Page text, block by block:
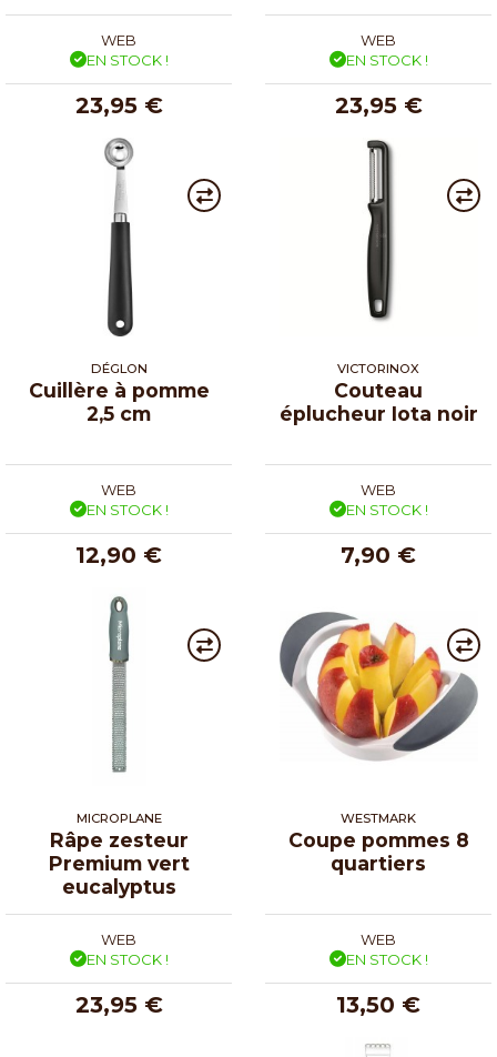
WEB
EN STOCK !
23,95 €
WEB
EN STOCK !
23,95 €
DÉGLON
Cuillère à pomme
2,5 cm
WEB
EN STOCK !
12,90 €
VICTORINOX
Couteau
éplucheur Iota noir
WEB
EN STOCK !
7,90 €
MICROPLANE
Râpe zesteur
Premium vert
eucalyptus
WEB
EN STOCK !
23,95 €
WESTMARK
Coupe pommes 8
quartiers
WEB
EN STOCK !
13,50 €